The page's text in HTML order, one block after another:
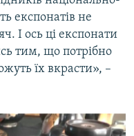
експонатів не
І ось ці експонати
тим, що потрібно
їх вкрасти», –